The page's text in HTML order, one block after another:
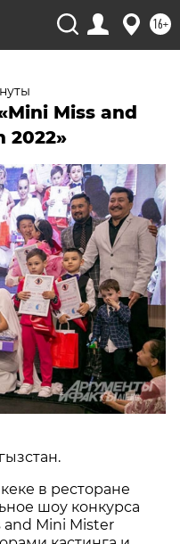
16+
Miss and
2022»
в ресторане
шоу конкурса
and Мini Mister